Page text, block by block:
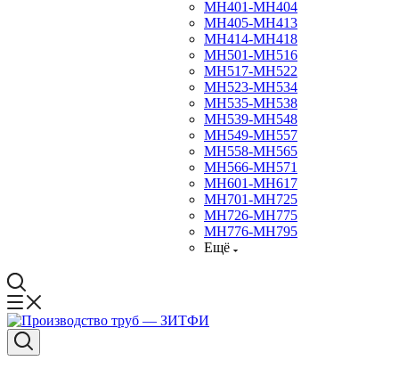
МН401-МН404
МН405-МН413
МН414-МН418
МН501-МН516
МН517-МН522
МН523-МН534
МН535-МН538
МН539-МН548
МН549-МН557
МН558-МН565
МН566-МН571
МН601-МН617
МН701-МН725
МН726-МН775
МН776-МН795
Ещё